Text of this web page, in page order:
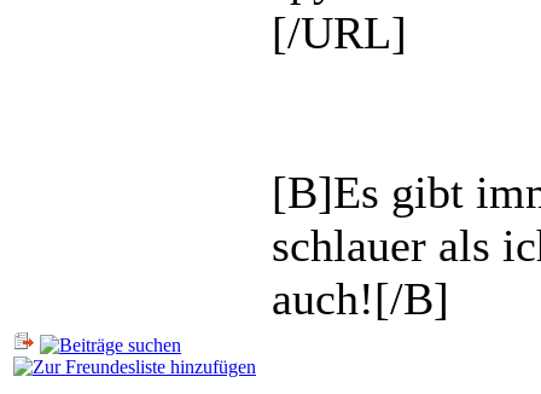
[/URL]
[B]Es gibt
schlauer als
auch![/B]